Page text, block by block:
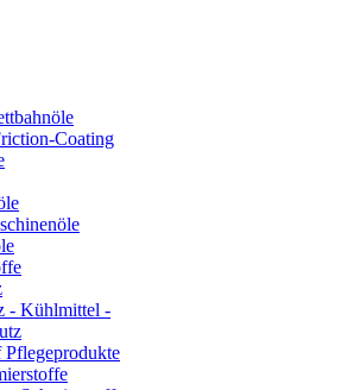
Coating
- Kühlmittel -